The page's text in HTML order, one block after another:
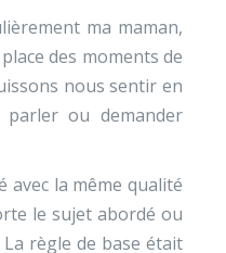
ma maman,
des moments de
nous sentir en
ou demander
avec la même qualité
le sujet abordé ou
règle de base était